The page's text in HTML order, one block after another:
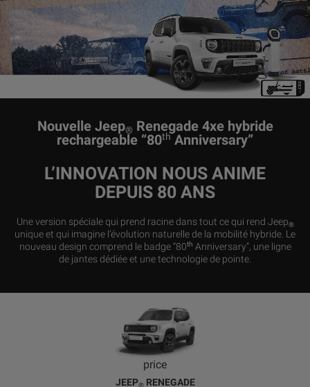
Nouvelle Jeep®Renegade 4xe hybride
rechargeable “80th Anniversary”
L’INNOVATION NOUS ANIME
DEPUIS 80 ANS
Une version spéciale qui prend racine dans tout ce qui rend Jeep®
unique et qui imagine l’évolution naturelle de la mobilité hybride. Le
nouveau design comprend le badge “80th Anniversary”, une ligne
de jantes dédiée et une technologie de pointe.
price
JEEP® RENEGADE